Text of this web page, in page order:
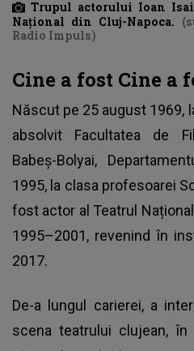
Trupul actorului Ioan
Național din Cluj-Napoca.
Radio Impuls)
Cine a fost Cine a
Născut pe 25 august 1969,
absolvit Facultatea de
Babeș-Bolyai,
1995, la clasa profesoarei
fost actor al Teatrul
1995–2001, revenind în
2017.
De-a lungul carierei, a
scena teatrului clujean,